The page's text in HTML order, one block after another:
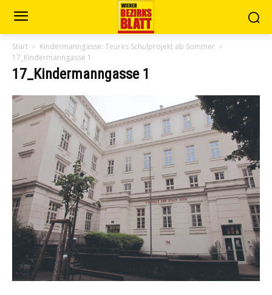
Start
Kindermanngasse: Teures Schulprojekt ab Sommer
17_Kindermanngasse 1
17_Kindermanngasse 1